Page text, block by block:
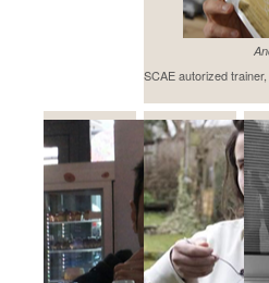
SCAE autorized